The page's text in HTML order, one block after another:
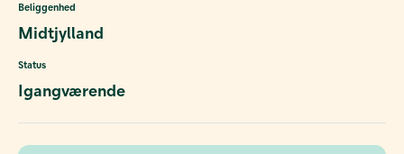
Beliggenhed
Midtjylland
Status
Igangværende